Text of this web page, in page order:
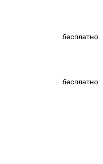
бесплатно
бесплатно